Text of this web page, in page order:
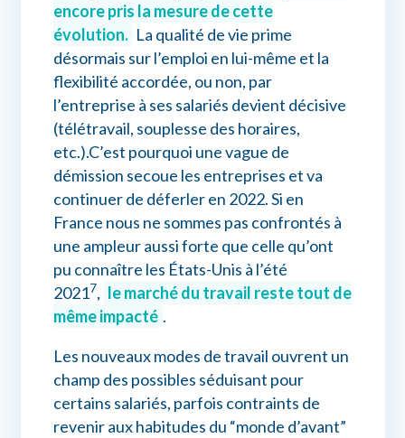
encore pris la mesure de cette
évolution. La qualité de vie prime
désormais sur l’emploi en lui-même et la
flexibilité accordée, ou non, par
l’entreprise à ses salariés devient décisive
(télétravail, souplesse des horaires,
etc.).C’est pourquoi une vague de
démission secoue les entreprises et va
continuer de déferler en 2022. Si en
France nous ne sommes pas confrontés à
une ampleur aussi forte que celle qu’ont
pu connaître les États-Unis à l’été
20217, le marché du travail reste tout de
même impacté .
Les nouveaux modes de travail ouvrent un
champ des possibles séduisant pour
certains salariés, parfois contraints de
revenir aux habitudes du “monde d’avant”